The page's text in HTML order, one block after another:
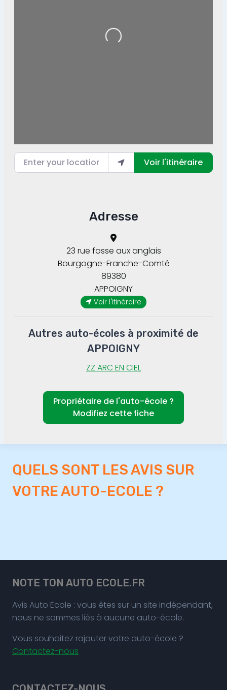
Loading...
Enter your location
Voir l'itinéraire
Adresse
23 rue fosse aux anglais
APPOIGNY
Bourgogne-Franche-Comté
89380
Voir l'itinéraire
Autres auto-écoles à proximité de
APPOIGNY
ZZ ARC EN CIEL
Propriétaire de l'auto-école ?
Modifiez cette fiche
QUELS SONT LES AVIS SUR
VOTRE AUTO-ECOLE ?
NOTE TON AUTO ECOLE.FR
Avis Auto Ecole : vous êtes sur un site indépendant,
nous ne sommes liés à aucune auto-école.
Vous souhaitez rajouter votre auto-école ?
Contactez-nous